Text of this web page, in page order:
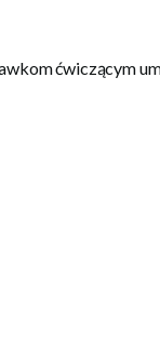
ćwiczącym